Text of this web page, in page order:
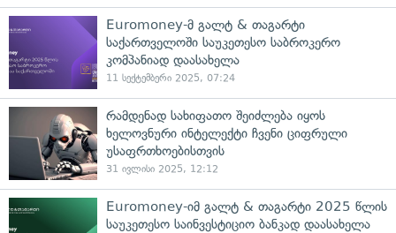
Euromoney-მ გალტ & თაგარტი
საქართველოში საუკეთესო საბროკერო
კომპანიად დაასახელა
11 სექტემბერი 2025, 07:24
რამდენად სახიფათო შეიძლება იყოს
ხელოვნური ინტელექტი ჩვენი ციფრული
უსაფრთხოებისთვის
31 ივლისი 2025, 12:12
Euromoney-იმ გალტ & თაგარტი 2025 წლის
საუკეთესო საინვესტიციო ბანკად დაასახელა